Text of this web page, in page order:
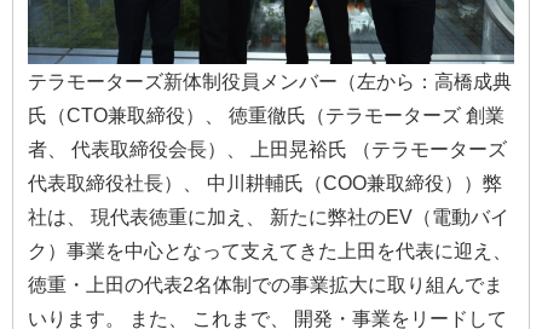
テラモーターズ新体制役員メンバー（左から：高橋成典
氏（CTO兼取締役）、 徳重徹氏（テラモーターズ 創業
者、 代表取締役会長）、 上田晃裕氏 （テラモーターズ
代表取締役社長）、 中川耕輔氏（COO兼取締役））弊
社は、 現代表徳重に加え、 新たに弊社のEV（電動バイ
ク）事業を中心となって支えてきた上田を代表に迎え、
徳重・上田の代表2名体制での事業拡大に取り組んでま
いります。 また、 これまで、 開発・事業をリードして